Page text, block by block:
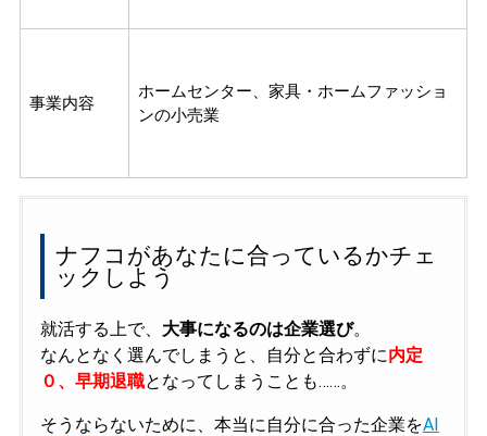
事業内容
ホームセンター、家具・ホームファッショ
ンの小売業
ナフコがあなたに合っているかチェ
ックしよう
就活する上で、 大事になるのは企業選び。
なんとなく選んでしまうと、自分と合わずに内定
０、早期退職となってしまうことも……。
そうならないために、本当に自分に合った企業をAI